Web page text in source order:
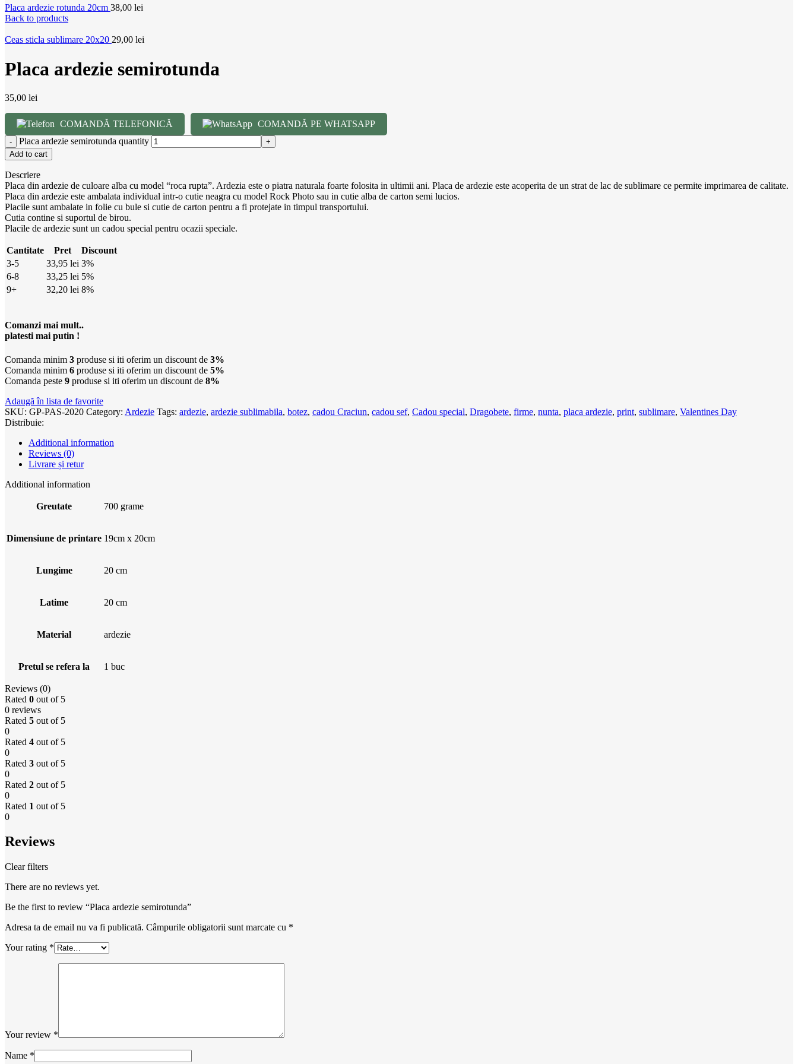
Placa ardezie rotunda 20cm 38,00 lei
Back to products
Ceas sticla sublimare 20x20 29,00 lei
Placa ardezie semirotunda
35,00 lei
COMANDĂ TELEFONICĂ
COMANDĂ PE WHATSAPP
Placa ardezie semirotunda quantity
Add to cart
Descriere
Placa din ardezie de culoare alba cu model “roca rupta”. Ardezia este o piatra naturala foarte folosita in ultimii ani. Placa de ardezie este acoperita de un strat de lac de sublimare ce permite imprimarea de calitate.
Placa din ardezie este ambalata individual intr-o cutie neagra cu model Rock Photo sau in cutie alba de carton semi lucios.
Placile sunt ambalate in folie cu bule si cutie de carton pentru a fi protejate in timpul transportului.
Cutia contine si suportul de birou.
Placile de ardezie sunt un cadou special pentru ocazii speciale.
Cantitate Pret
Discount
3-5
33,95 lei 3%
6-8
33,25 lei 5%
9+
32,20 lei 8%
Comanzi mai mult..
platesti mai putin !
Comanda minim 3 produse si iti oferim un discount de 3%
Comanda minim 6 produse si iti oferim un discount de 5%
Comanda peste 9 produse si iti oferim un discount de 8%
Adaugă în lista de favorite
SKU: GP-PAS-2020 Category: Ardezie Tags: ardezie, ardezie sublimabila, botez, cadou Craciun, cadou sef, Cadou special, Dragobete, firme, nunta, placa ardezie, print, sublimare, Valentines Day
Distribuie:
Additional information
Reviews (0)
Livrare și retur
Additional information
Greutate 700 grame
Dimensiune de printare 19cm x 20cm
Lungime 20 cm
Latime 20 cm
Material ardezie
Pretul se refera la 1 buc
Reviews (0)
Rated 0 out of 5
0 reviews
Rated 5 out of 5
0
Rated 4 out of 5
0
Rated 3 out of 5
0
Rated 2 out of 5
0
Rated 1 out of 5
0
Reviews
Clear filters
There are no reviews yet.
Be the first to review “Placa ardezie semirotunda”
Adresa ta de email nu va fi publicată. Câmpurile obligatorii sunt marcate cu *
Your rating *
Your review *
Name *